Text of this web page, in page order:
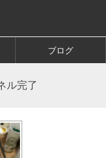
ブログ
ル完了